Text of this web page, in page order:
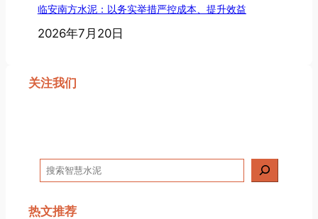
临安南方水泥：以务实举措严控成本、提升效益
2026年7月20日
关注我们
搜
索
热文推荐